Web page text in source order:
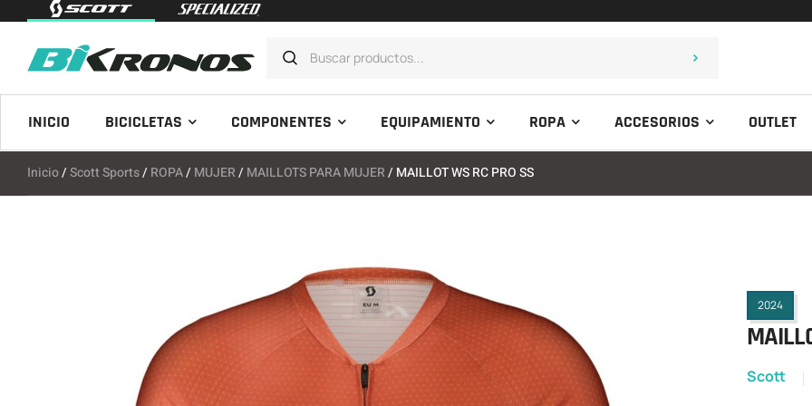
INICIO BICICLETAS COMPONENTES EQUIPAMIENTO ROPA ACCESORIOS OUTLET
Inicio/Scott Sports/ ROPA/ MUJER/ MAILLOTS PARA MUJER/ MAILLOT WS RC PRO SS
2024
Scott